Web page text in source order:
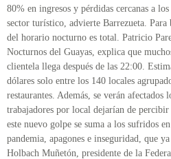
80% en ingresos y pérdidas cercanas a
sector turístico, advierte Barrezueta. Para
del horario nocturno es total. Patricio
Nocturnos del Guayas, explica que
clientela llega después de las 22:00.
dólares solo entre los 140 locales
restaurantes. Además, se verán afectados
trabajadores por local dejarían de
este nuevo golpe se suma a los sufridos
pandemia, apagones e inseguridad, que
Holbach Muñetón, presidente de la